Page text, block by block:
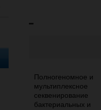
Полногеномное и
мультиплексное
секвенирование
бактериальных и